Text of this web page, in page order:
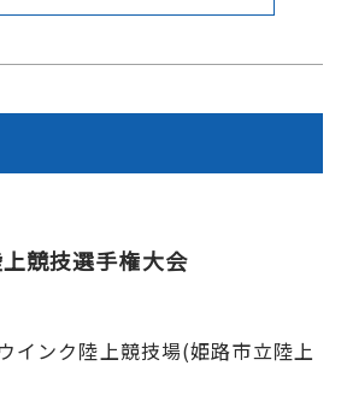
競技選手権大会
ンク陸上競技場(姫路市立陸上